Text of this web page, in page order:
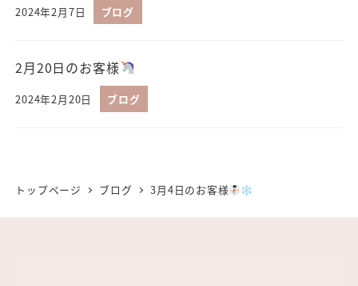
2024年2月7日 ブログ
2月20日のお客様
2024年2月20日 ブログ
トップページ ブログ 3月4日のお客様